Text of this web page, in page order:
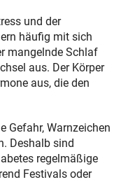
und der
häufig mit sich
mangelnde Schlaf
aus. Der Körper
aus, die den
Gefahr, Warnzeichen
Deshalb sind
regelmäßige
Festivals oder